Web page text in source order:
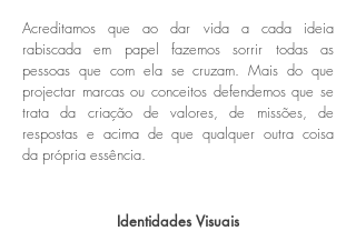
Acreditamos que ao dar vida a cada ideia
rabiscada em papel fazemos sorrir todas as
pessoas que com ela se cruzam.Mais do que
projectar marcas ou conceitos defendemos que se
trata da criação de valores, de missões, de
respostas e acima de que qualquer outra coisa
da própria essência.
Identidades Visuais